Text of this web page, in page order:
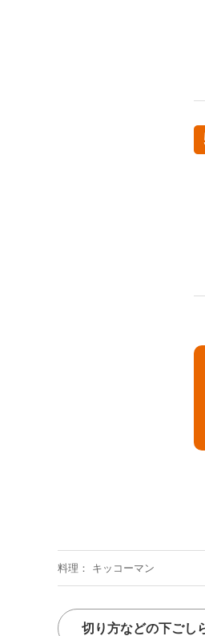
料理 キッコーマン
切り方などの下ごし